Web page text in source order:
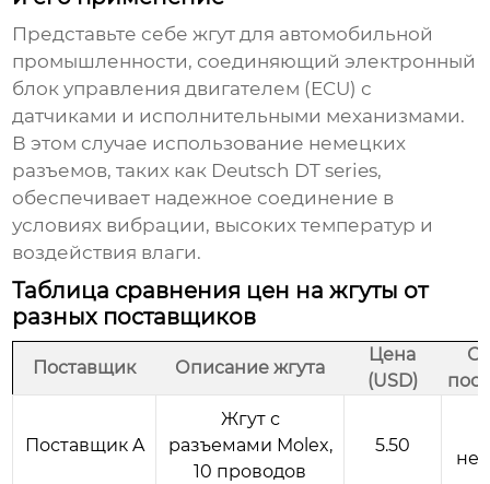
Представьте себежгут для автомобильной
промышленности, соединяющий электронный
блок управления двигателем (ECU) с
датчиками и исполнительными механизмами.
В этом случае использование немецких
разъемов, таких как Deutsch DT series,
обеспечивает надежное соединение в
условиях вибрации, высоких температур и
воздействия влаги.
Таблица сравнения цен на жгуты от
разных поставщиков
Поставщик Описание жгута
Цена
(USD)
Поставщик A
Жгут с
разъемами Molex,
10 проводов
5.50